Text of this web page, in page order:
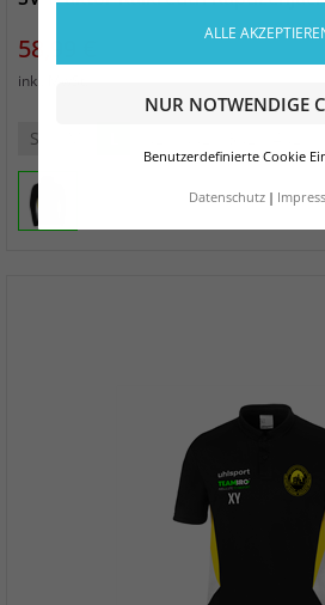
ALLE
NUR NOTWENDIGE
Benutzerdefinierte Cookie
Datenschutz
Preis
58,99 €
inkl. MwSt.
S